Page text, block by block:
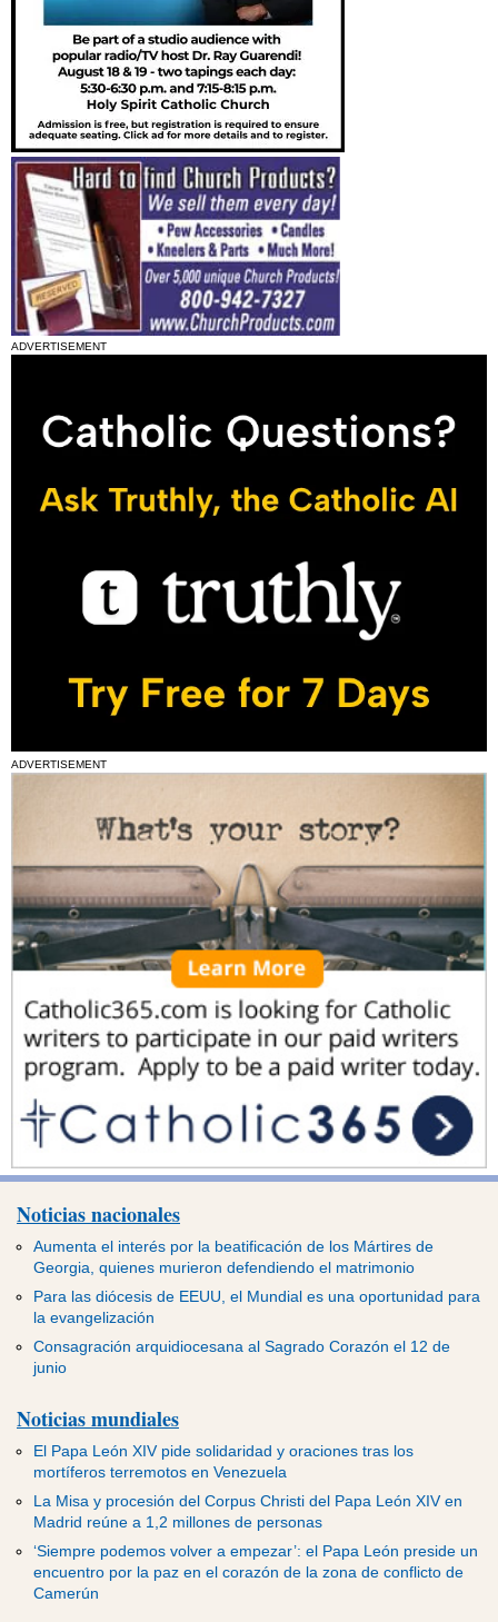
ADVERTISEMENT
ADVERTISEMENT
Noticias nacionales
Aumenta el interés por la beatificación de los Mártires de
Georgia, quienes murieron defendiendo el matrimonio
Para las diócesis de EEUU, el Mundial es una oportunidad para
la evangelización
Consagración arquidiocesana al Sagrado Corazón el 12 de
junio
Noticias mundiales
El Papa León XIV pide solidaridad y oraciones tras los
mortíferos terremotos en Venezuela
La Misa y procesión del Corpus Christi del Papa León XIV en
Madrid reúne a 1,2 millones de personas
‘Siempre podemos volver a empezar’: el Papa León preside un
encuentro por la paz en el corazón de la zona de conflicto de
Camerún